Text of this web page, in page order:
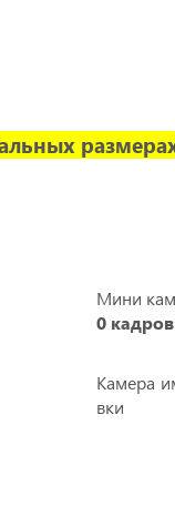
Мини
0
Камера
вки